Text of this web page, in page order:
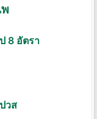
8 อัตรา
วส